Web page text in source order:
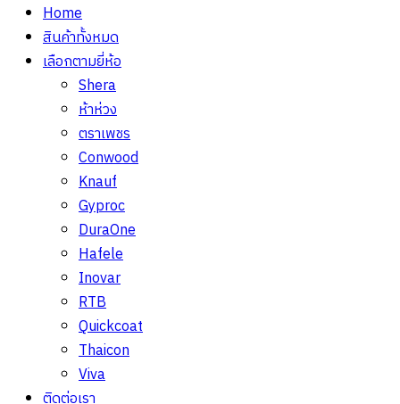
Home
สินค้าทั้งหมด
เลือกตามยี่ห้อ
Shera
ห้าห่วง
ตราเพชร
Conwood
Knauf
Gyproc
DuraOne
Hafele
Inovar
RTB
Quickcoat
Thaicon
Viva
ติดต่อเรา